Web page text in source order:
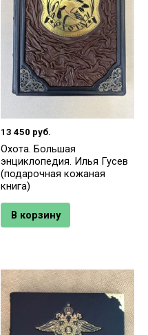
13 450 руб.
Охота. Большая
энциклопедия. Илья Гусев
(подарочная кожаная
книга)
В корзину